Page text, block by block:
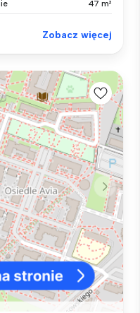
47 m²
Zobacz więcej